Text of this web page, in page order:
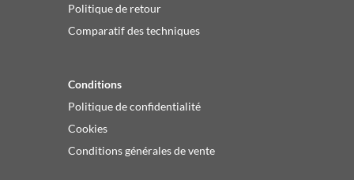
Politique de retour
Comparatif des techniques
Conditions
Politique de confidentialité
Cookies
Conditions générales de vente